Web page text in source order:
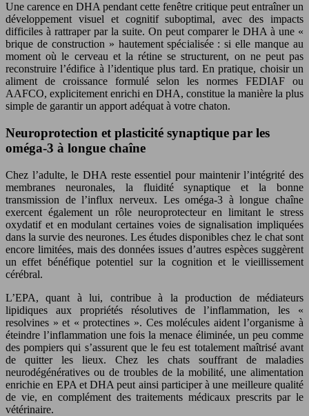
Une carence en DHA pendant cette fenêtre critique peut entraîner un
développement visuel et cognitif suboptimal, avec des impacts
difficiles à rattraper par la suite. On peut comparer le DHA à une «
brique de construction » hautement spécialisée : si elle manque au
moment où le cerveau et la rétine se structurent, on ne peut pas
reconstruire l’édifice à l’identique plus tard. En pratique, choisir un
aliment de croissance formulé selon les normes FEDIAF ou
AAFCO, explicitement enrichi en DHA, constitue la manière la plus
simple de garantir un apport adéquat à votre chaton.
Neuroprotection et plasticité synaptique par les
oméga-3 à longue chaîne
Chez l’adulte, le DHA reste essentiel pour maintenir l’intégrité des
membranes neuronales, la fluidité synaptique et la bonne
transmission de l’influx nerveux. Les oméga-3 à longue chaîne
exercent également un rôle neuroprotecteur en limitant le stress
oxydatif et en modulant certaines voies de signalisation impliquées
dans la survie des neurones. Les études disponibles chez le chat sont
encore limitées, mais des données issues d’autres espèces suggèrent
un effet bénéfique potentiel sur la cognition et le vieillissement
cérébral.
L’EPA, quant à lui, contribue à la production de médiateurs
lipidiques aux propriétés résolutives de l’inflammation, les «
resolvines » et « protectines ». Ces molécules aident l’organisme à
éteindre l’inflammation une fois la menace éliminée, un peu comme
des pompiers qui s’assurent que le feu est totalement maîtrisé avant
de quitter les lieux. Chez les chats souffrant de maladies
neurodégénératives ou de troubles de la mobilité, une alimentation
enrichie en EPA et DHA peut ainsi participer à une meilleure qualité
de vie, en complément des traitements médicaux prescrits par le
vétérinaire.